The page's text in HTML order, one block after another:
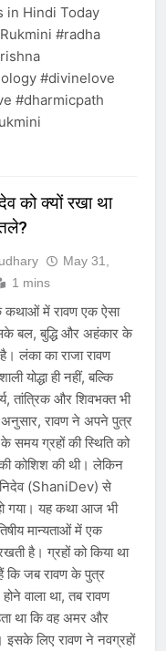
in Hindi Today
#radha
#divinelove
#dharmicpath
को क्यों रखा था
May 31,
1 mins
कथाओं में रावण एक ऐसा
बल, बुद्धि और अहंकार के
लंका का राजा रावण
योद्धा ही नहीं, बल्कि
तांत्रिक और शिवभक्त भी
रावण ने अपने पुत्र
समय ग्रहों की स्थिति को
कोशिश की थी। लेकिन
(ShaniDev) से
गया। यह कथा आज भी
मान्यताओं में एक
है। ग्रहों को किया था
कि जब रावण के पुत्र
वाला था, तब रावण
था कि वह अमर और
इसके लिए रावण ने नवग्रहों